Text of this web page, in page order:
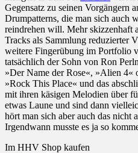
Gegensatz zu seinen Vorgängern
Drumpatterns, die man sich auch
reindrehen will. Mehr skizzenhaft
Tracks als Sammlung reduzierter
weitere Fingerübung im Portfolio
tatsächlich der Sohn von Ron
»Der Name der Rose«, »Alien 4«
»Rock This Place« und das
mit ihren käsigen Melodien über
etwas Laune und sind dann
hört man sich aber auch das nicht
Irgendwann musste es ja so
Im HHV Shop kaufen